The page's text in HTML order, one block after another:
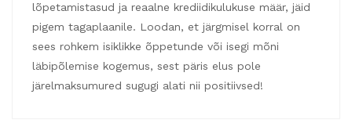
lõpetamistasud ja reaalne krediidikulukuse määr, jäid
pigem tagaplaanile. Loodan, et järgmisel korral on
sees rohkem isiklikke õppetunde või isegi mõni
läbipõlemise kogemus, sest päris elus pole
järelmaksumured sugugi alati nii positiivsed!